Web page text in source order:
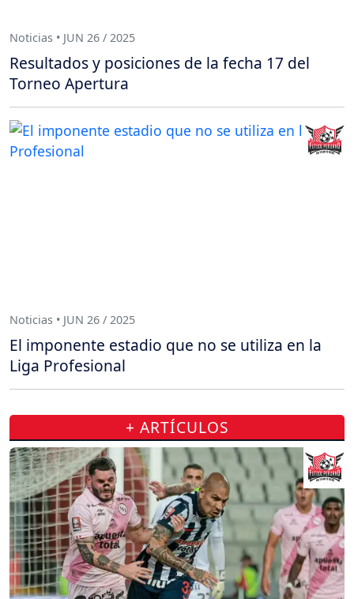
Noticias • JUN 26 / 2025
Resultados y posiciones de la fecha 17 del
Torneo Apertura
Noticias • JUN 26 / 2025
El imponente estadio que no se utiliza en la
Liga Profesional
+ ARTÍCULOS